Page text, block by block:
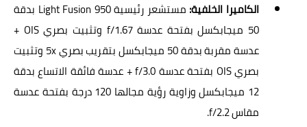
الكاميرا الخلفية:
مستشعر رئيسية Light Fusion 950 بدقة
50 ميجابكسل بفتحة عدسة f/1.67 وتثبيت بصري OIS +
عدسة مقربة بدقة 50 ميجابكسل بتقريب بصري 5x وتثبيت
بصري OIS بفتحة عدسة f/3.0 + عدسة فائقة الاتساع بدقة
12 ميجابكسل وزاوية رؤية مجالها 120 درجة بفتحة عدسة
مقاس f/2.2.